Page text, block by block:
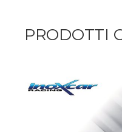
PRODOTTI